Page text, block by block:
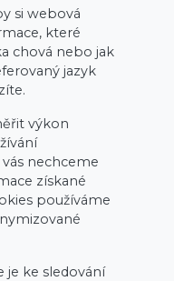
si webová
které
chová nebo jak
jazyk
výkon
nechceme
získané
používáme
je ke sledování